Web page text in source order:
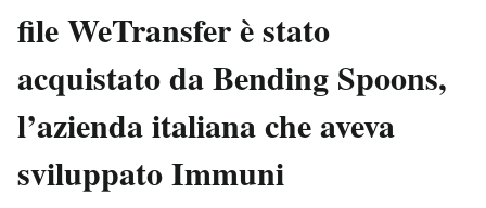
Politica
Tecnologia
Scienza
Economia
Consumismi
Storie/Idee
Ok Boomer!
Media
Europa
file WeTransfer è stato
acquistato da Bending Spoons,
l’azienda italiana che aveva
sviluppato Immuni